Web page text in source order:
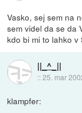
Vasko, sej sem na
sem videl da se da
kdo bi mi to lahko v
||_^_||
::25. mar
klampfer: